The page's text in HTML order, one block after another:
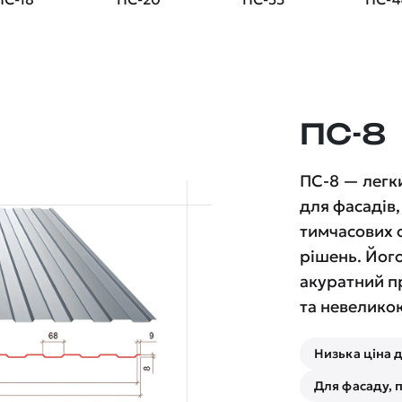
ПС-8
ПС-8 —
для
тимчасових
рішень.
акуратний
та
Низька ціна
Для фасаду,